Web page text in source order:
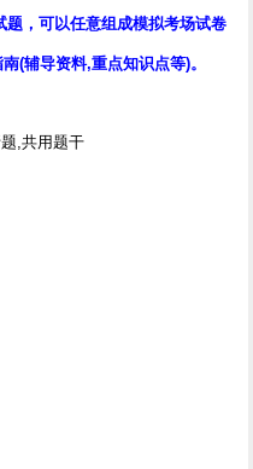
题，可以任意组成模拟考场试卷
(辅导资料,重点知识点等)。
,共用题干